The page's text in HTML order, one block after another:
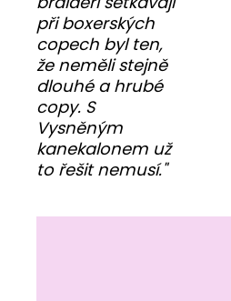
při boxerských
copech byl ten,
že neměli stejně
dlouhé a hrubé
copy. S
Vysněným
kanekalonem už
to řešit nemusí."